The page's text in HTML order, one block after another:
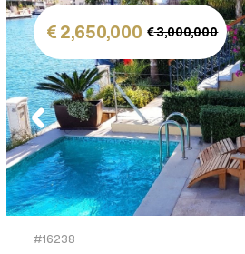
2,650,000 3,000,000
#16238